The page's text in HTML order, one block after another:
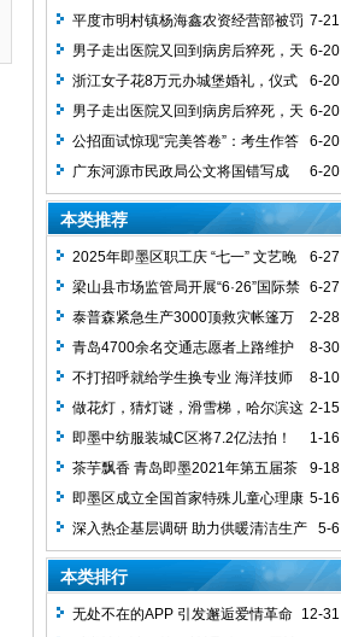
者家属申请重新鉴定
处！
7-21
平度市明村镇杨海鑫农资经营部被罚
6-20
男子走出医院又回到病房后猝死，天
津一医院认为其“已出院”主张无责，法
院：只见“出院小结”未见“办理出院”记录，
医院赔偿11.8万余元
6-20
浙江女子花8万元办城堡婚礼，仪式
播放的是“别人的老公和老婆”，投诉无
门，店家：现场照片是赠送项目
6-20
男子走出医院又回到病房后猝死，天
津一医院认为其“已出院”主张无责，法
院：只见“出院小结”未见“办理出院”记录，
医院赔偿11.8万余元
6-20
公招面试惊现“完美答卷”：考生作答
与标准答案一字不差，幕后黑手竟是……
6-20
广东河源市民政局公文将国错写成
管，河源市民政局更正公文错误并致歉
本类推荐
6-27
2025年即墨区职工庆 “七一” 文艺晚
会将于6月27日在古城举办
6-27
梁山县市场监管局开展“6·26”国际禁
毒日暨药物滥用宣传活动
2-28
泰普森紧急生产3000顶救灾帐篷万
里驰援土耳其
8-30
青岛4700余名交通志愿者上路维护
交通秩序
8-10
不打招呼就给学生换专业 海洋技师
学院称原专业取消
2-15
做花灯，猜灯谜，滑雪梯，哈尔滨这
个小区多种花样庆“元宵”
1-16
即墨中纺服装城C区将7.2亿法拍！
AB区已于去年法拍成功，记者起底背后缘
由……
9-18
茶芋飘香 青岛即墨2021年第五届茶
芋文化节即将盛大开幕
5-16
即墨区成立全国首家特殊儿童心理康
复研究中心
5-6
深入热企基层调研 助力供暖清洁生产
本类排行
12-31
无处不在的APP 引发邂逅爱情革命